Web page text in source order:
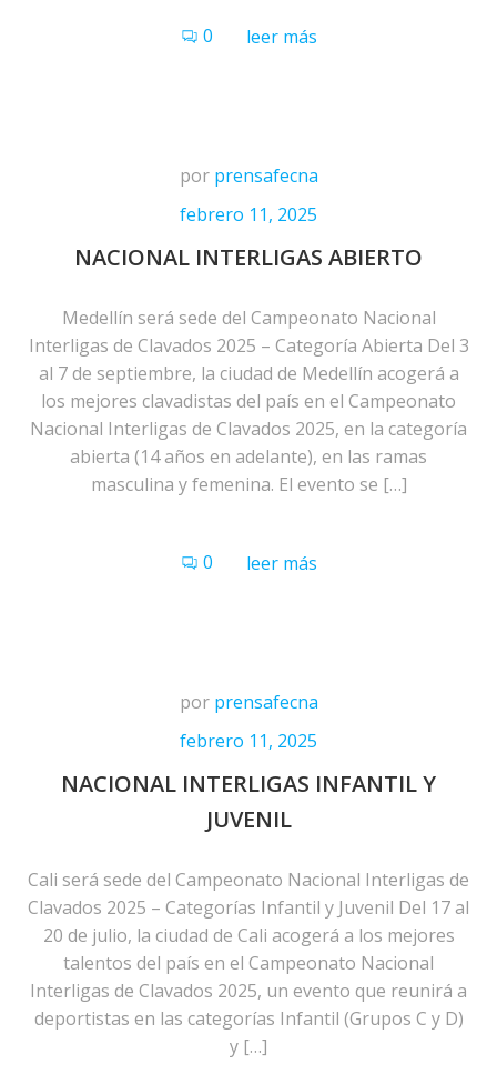
0 leer más
por prensafecna
febrero 11, 2025
NACIONAL INTERLIGAS ABIERTO
Medellín será sede del Campeonato Nacional
Interligas de Clavados 2025 – Categoría Abierta Del 3
al 7 de septiembre, la ciudad de Medellín acogerá a
los mejores clavadistas del país en el Campeonato
Nacional Interligas de Clavados 2025, en la categoría
abierta (14 años en adelante), en las ramas
masculina y femenina. El evento se […]
0 leer más
por prensafecna
febrero 11, 2025
NACIONAL INTERLIGAS INFANTIL Y
JUVENIL
Cali será sede del Campeonato Nacional Interligas de
Clavados 2025 – Categorías Infantil y Juvenil Del 17 al
20 de julio, la ciudad de Cali acogerá a los mejores
talentos del país en el Campeonato Nacional
Interligas de Clavados 2025, un evento que reunirá a
deportistas en las categorías Infantil (Grupos C y D)
y […]